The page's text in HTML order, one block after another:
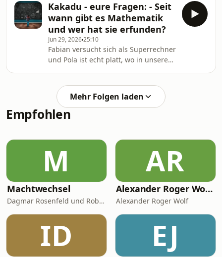
unparteiisch - als Schiedsrichter. Mit
Fabian.
Kakadu - eure Fragen: - Seit
wann gibt es Mathematik
und wer hat sie erfunden?
Jun 29, 202625:10
Fabian versucht sich als Superrechner
und Pola ist echt platt, wo in unserem
Sprache? Von Nadine Querfurth
Mehr Folgen laden
Empfohlen
M
Machtwechsel
Dagmar Rosenfeld und Robin Alexander
AR
Alexander Roger Wolf - 🎙 Get the Job – Der Podcast für starke Präsenz vor der Kamera & auf Social Media
Alexander Roger Wolf
ID EJ